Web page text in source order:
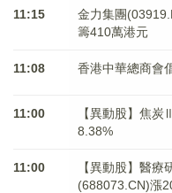
11:15
金力集團
籌410萬港元
11:08 香港中華總商會
11:00
【異動股】焦
8.38%
11:00
【異動股】醫
(688073.CN)漲